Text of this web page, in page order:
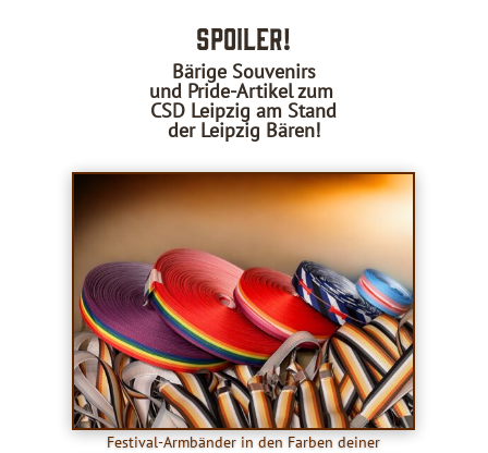
Spoiler!
Bärige Souvenirs
und Pride-Artikel zum
CSD Leipzig am Stand
der Leipzig Bären!
Festival-Armbänder in den Farben deiner